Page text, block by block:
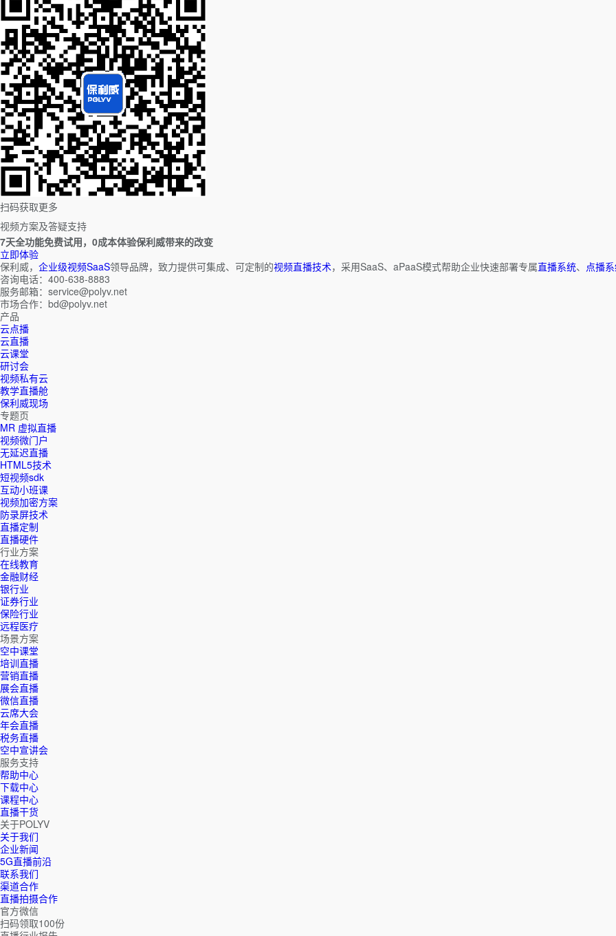
扫码获取更多
视频方案及答疑支持
7天全功能免费试用，0成本体验保利威带来的改变
立即体验
保利威， 企业级视频SaaS领导品牌，致力提供可集成、可定制的视频直播技术，采用SaaS、aPaaS模式帮助企业快速部署专属直播系统、 点播
咨询电话：400-638-8883
服务邮箱：service@polyv.net
市场合作：bd@polyv.net
产品
云点播
云直播
云课堂
研讨会
视频私有云
教学直播舱
保利威现场
专题页
MR 虚拟直播
视频微门户
无延迟直播
HTML5技术
短视频sdk
互动小班课
视频加密方案
防录屏技术
直播定制
直播硬件
行业方案
在线教育
金融财经
银行业
证券行业
保险行业
远程医疗
场景方案
空中课堂
培训直播
营销直播
展会直播
微信直播
云席大会
年会直播
税务直播
空中宣讲会
服务支持
帮助中心
下载中心
课程中心
直播干货
关于POLYV
关于我们
企业新闻
5G直播前沿
联系我们
渠道合作
直播拍摄合作
官方微信
扫码领取100份